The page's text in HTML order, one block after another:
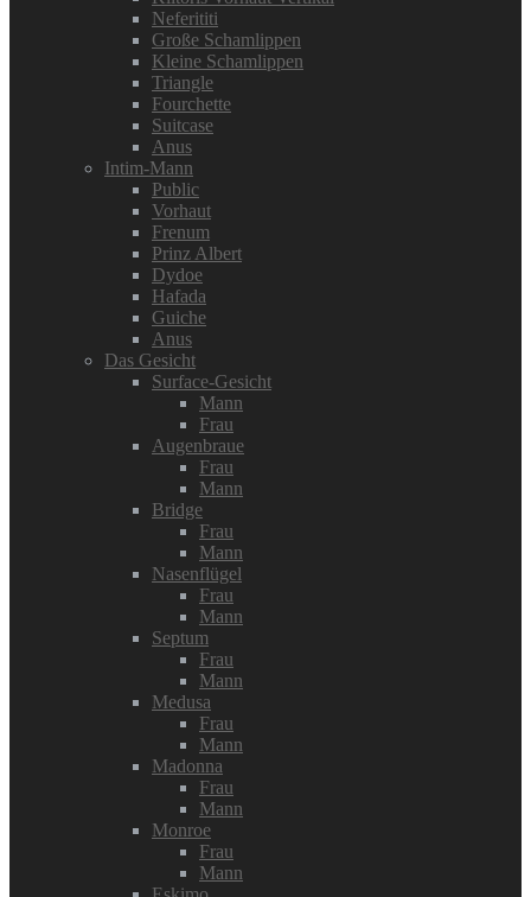
Neferititi
Große Schamlippen
Kleine Schamlippen
Triangle
Fourchette
Suitcase
Anus
Intim-Mann
Public
Vorhaut
Frenum
Prinz Albert
Dydoe
Hafada
Guiche
Anus
Das Gesicht
Surface-Gesicht
Mann
Frau
Augenbraue
Frau
Mann
Bridge
Frau
Mann
Nasenflügel
Frau
Mann
Septum
Frau
Mann
Medusa
Frau
Mann
Madonna
Frau
Mann
Monroe
Frau
Mann